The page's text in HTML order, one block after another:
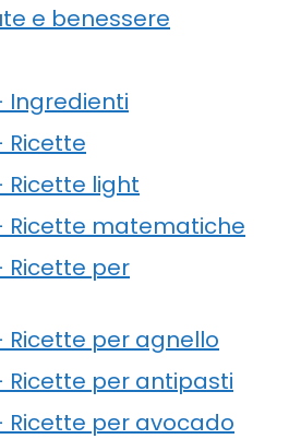
e benessere
Ingredienti
Ricette
Ricette light
Ricette matematiche
Ricette per
Ricette per agnello
Ricette per antipasti
Ricette per avocado